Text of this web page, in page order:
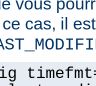
cas, il